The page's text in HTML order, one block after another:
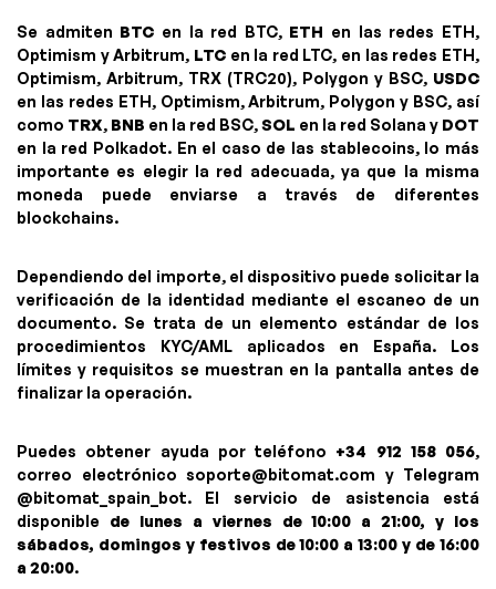
Se admiten BTC en la red BTC, ETH en las redes ETH,
Optimism y Arbitrum, LTCen la red LTC, en las redes ETH,
Optimism, Arbitrum, TRX (TRC20), Polygon y BSC, USDC
en las redes ETH, Optimism, Arbitrum, Polygon y BSC, así
como TRX, BNB en la red BSC,SOL en la red Solana y DOT
en la red Polkadot. En el caso de las stablecoins, lo más
importante es elegir la red adecuada, ya que la misma
moneda puede enviarse a través de diferentes
blockchains.
Dependiendo del importe, el dispositivo puede solicitar la
verificación de la identidad mediante el escaneo de un
documento. Se trata de un elemento estándar de los
procedimientos KYC/AML aplicados en España. Los
límites y requisitos se muestran en la pantalla antes de
finalizar la operación.
Puedes obtener ayuda por teléfono +34 912 158 056,
correo electrónico soporte@bitomat.com y Telegram
@bitomat_spain_bot. El servicio de asistencia está
disponible de lunes a viernes de 10:00 a 21:00, y los
sábados, domingos y festivos de 10:00 a 13:00 y de 16:00
a 20:00.